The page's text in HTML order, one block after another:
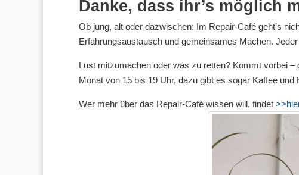
Danke, dass ihr’s möglich
Ob jung, alt oder dazwischen: Im Repair-Café geht’s
Erfahrungsaustausch und gemeinsames Machen.
Lust mitzumachen oder was zu retten? Kommt vorbei
Monat von 15 bis 19 Uhr, dazu gibt es sogar Kaffee und
Wer mehr über das Repair-Café wissen will, findet